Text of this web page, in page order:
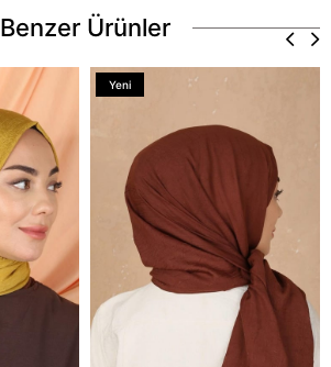
Benzer Ürünler
Yeni